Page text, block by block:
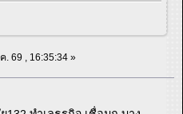
. 69 , 16:35:34 »